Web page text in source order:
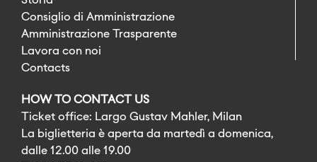
Consiglio di Amministrazione
Amministrazione Trasparente
Lavora con noi
Contacts
HOW TO CONTACT US
Ticket office: Largo Gustav Mahler, Milan
La biglietteria è aperta da martedì a domenica,
dalle 12.00 alle 19.00